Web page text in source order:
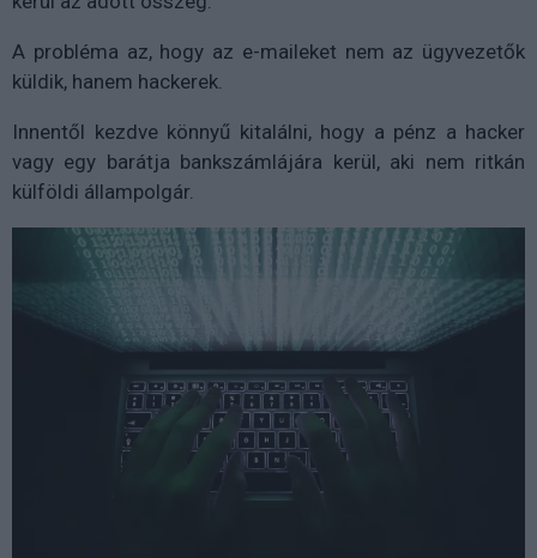
A probléma az, hogy az e-maileket nem az ügyvezetők
küldik, hanem hackerek.
Innentől kezdve könnyű kitalálni, hogy a pénz a hacker
vagy egy barátja bankszámlájára kerül, aki nem ritkán
külföldi állampolgár.